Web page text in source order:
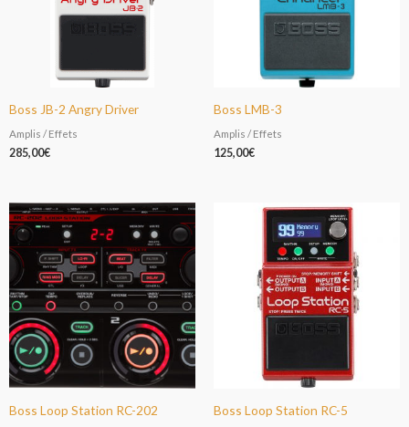
Boss JB-2 Angry Driver
Amplis / Effets
285,00€
Boss LMB-3
Amplis / Effets
125,00€
Boss Loop Station RC-202 Boss Loop Station RC-5